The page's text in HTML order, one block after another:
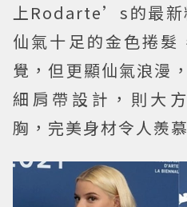
上Rodarte’s的最新
仙氣十足的金色捲髮
覺，但更顯仙氣浪漫
細肩帶設計，則大
胸，完美身材令人羨慕